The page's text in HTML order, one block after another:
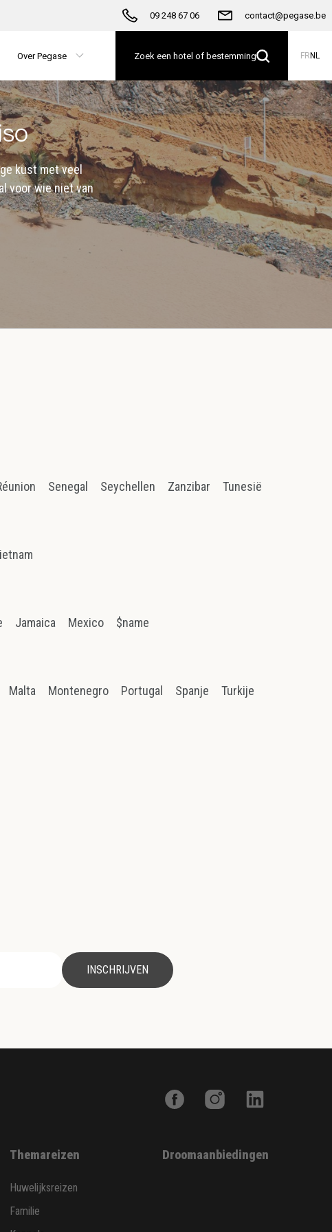
09 248 67 06 contact@pegase.be
Over Pegase Zoek een hotel of bestemming FR NL
kust met veel
voor wie niet van
Senegal Seychellen Zanzibar Tunesië
Jamaica Mexico $name
Malta Montenegro Portugal Spanje Turkije
INSCHRIJVEN
Themareizen
Huwelijksreizen
Familie
Droomaanbiedingen